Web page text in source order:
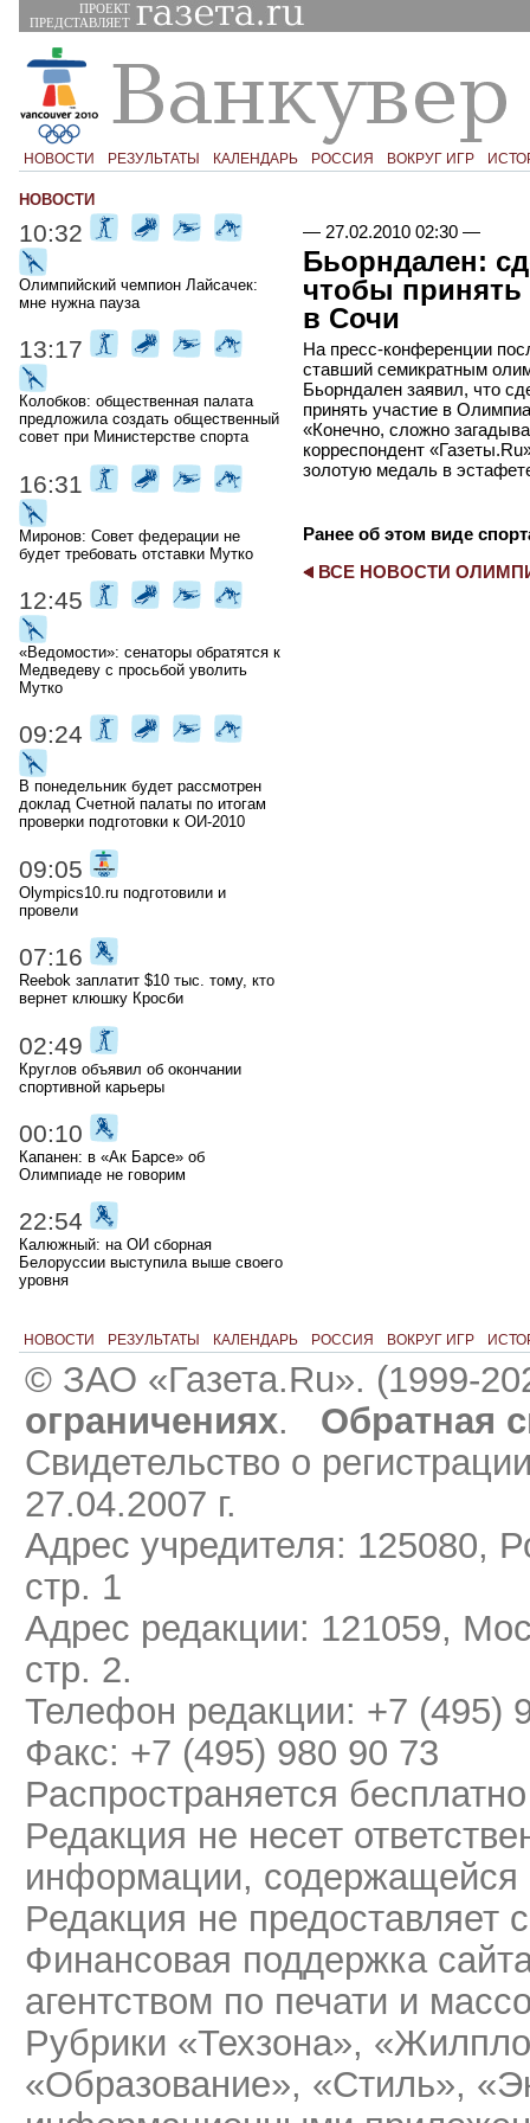
ПРОЕКТ
ПРЕДСТАВЛЯЕТ
НОВОСТИ РЕЗУЛЬТАТЫ КАЛЕНДАРЬ РОССИЯ ВОКРУГ ИГР
— 27.02.2010 02:30—
Бьорндален:
чтобы принять
в Сочи
На пресс-конференции
ставший семикратным
Бьорндален заявил, что
принять участие в
«Конечно, сложно
корреспондент
золотую медаль в
Ранее об этом виде
ВСЕ НОВОСТИ
НОВОСТИ
10:32
Олимпийский чемпион Лайсачек:
мне нужна пауза
13:17
Колобков: общественная палата
предложила создать общественный
совет при Министерстве спорта
16:31
Миронов: Совет федерации не
будет требовать отставки Мутко
12:45
«Ведомости»: сенаторы обратятся к
Медведеву с просьбой уволить
Мутко
09:24
В понедельник будет рассмотрен
доклад Счетной палаты по итогам
проверки подготовки к ОИ-2010
09:05
Olympics10.ru подготовили и
провели
07:16
Reebok заплатит $10 тыс. тому, кто
вернет клюшку Кросби
02:49
Круглов объявил об окончании
спортивной карьеры
00:10
Капанен: в «Ак Барсе» об
Олимпиаде не говорим
22:54
Калюжный: на ОИ сборная
Белоруссии выступила выше своего
уровня
НОВОСТИ РЕЗУЛЬТАТЫ КАЛЕНДАРЬ РОССИЯ ВОКРУГ ИГР
© ЗАО «Газета.Ru». (1999-
ограничениях.
Обратная
Свидетельство о
27.04.2007 г.
Адрес учредителя: 125080,
стр. 1
Адрес редакции: 121059,
стр. 2.
Телефон редакции: +7 (495)
Факс: +7 (495) 980 90 73
Распространяется бесплатно
Редакция не несет
информации, содержащейся
Редакция не предоставляет
Финансовая поддержка
агентством по печати и
Рубрики «Техзона»,
«Образование», «Стиль»,